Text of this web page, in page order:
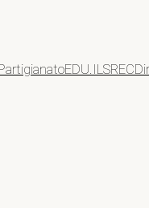
EDU.ILSREC